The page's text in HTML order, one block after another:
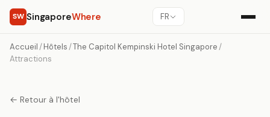
SW SingaporeWhere FR
Accueil /Hôtels /The Capitol Kempinski Hotel Singapore /
Attractions
← Retour à l'hôtel